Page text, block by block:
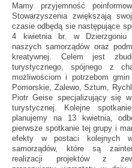
Mamy przyjemność
Stowarzyszenia zwiększają
czasie odbędą sie następujące
4 kwietnia br. w Dzierzgoniu
naszych samorządów oraz
kreatywnej. Celem jest
turystycznego, spójnego z
możliwościom i potrzebom
Pomorskie, Zalewo, Sztum,
Piotr Geise specjalizujący się
turystycznej. Kolejne
planujemy na 13 kwietnia,
pierwsze spotkanie tej grupy i
efekty w postaci kolejnych
samorządów, które są
realizacji projektów z